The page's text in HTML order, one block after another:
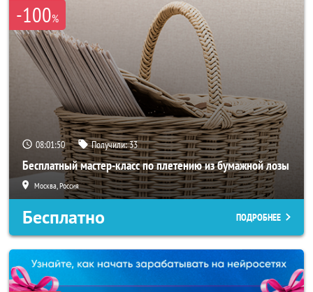
-100%
08:01:48 Получили:33
Бесплатный мастер-класс по плетению из бумажной лозы
Москва, Россия
Бесплатно ПОДРОБНЕЕ